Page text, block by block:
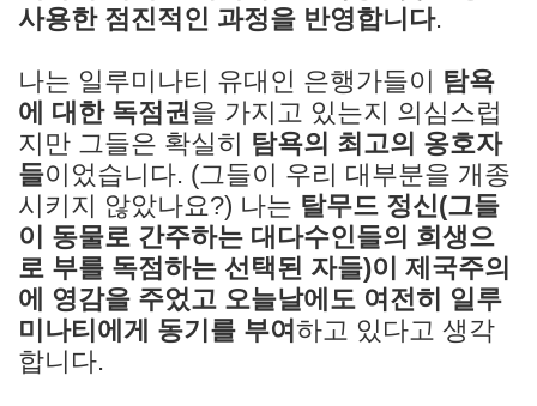
사용한 점진적인 과정을 반영합니다.
나는 일루미나티 유대인 은행가들이 탐욕
에 대한 독점권 을 가지고 있는지 의심스럽
지만 그들은 확실히 탐욕의 최고의 옹호자
들이었습니다. (그들이 우리 대부분을 개종
시키지 않았나요?) 나는 탈무드 정신(그들
이 동물로 간주하는 대다수인들의 희생으
로 부를 독점하는 선택된 자들)이 제국주의
에 영감을 주었고 오늘날에도 여전히 일루
미나티에게 동기를 부여 하고 있다고 생각
합니다.